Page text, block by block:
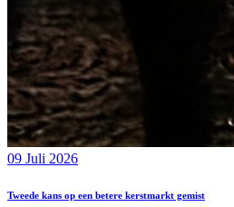
09 Juli 2026
Tweede kans op een betere kerstmarkt gemist